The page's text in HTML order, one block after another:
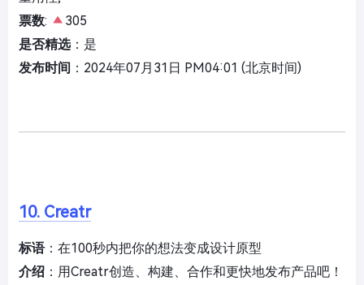
票数:
305
是否精选：是
发布时间 ：2024年07月31日 PM04:01 (北京时间)
10. Creatr
标语：在100秒内把你的想法变成设计原型
介绍 ：用Creatr创造、构建、合作和更快地发布产品吧！